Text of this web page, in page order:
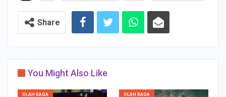
Share
You Might Also Like
OLAH RAGA OLAH RAGA